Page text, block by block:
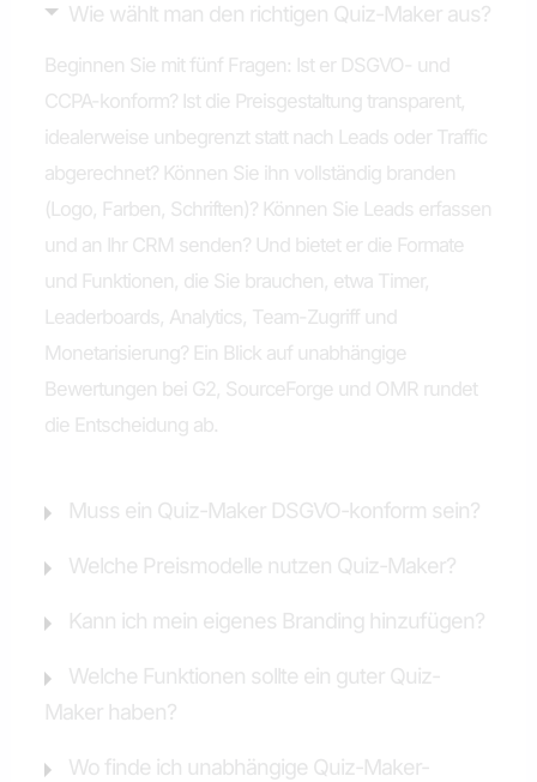
Wie wählt man den richtigen Quiz-Maker aus?
Beginnen Sie mit fünf Fragen: Ist er DSGVO- und
CCPA-konform? Ist die Preisgestaltung transparent,
idealerweise unbegrenzt statt nach Leads oder Traffic
abgerechnet? Können Sie ihn vollständig branden
(Logo, Farben, Schriften)? Können Sie Leads erfassen
und an Ihr CRM senden? Und bietet er die Formate
und Funktionen, die Sie brauchen, etwa Timer,
Leaderboards, Analytics, Team-Zugriff und
Monetarisierung? Ein Blick auf unabhängige
Bewertungen bei G2, SourceForge und OMR rundet
die Entscheidung ab.
Muss ein Quiz-Maker DSGVO-konform sein?
Welche Preismodelle nutzen Quiz-Maker?
Kann ich mein eigenes Branding hinzufügen?
Welche Funktionen sollte ein guter Quiz-
Maker haben?
Wo finde ich unabhängige Quiz-Maker-